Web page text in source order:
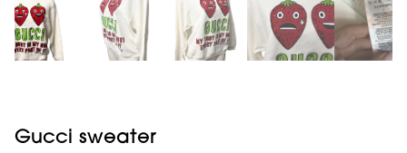
Gucci sweater